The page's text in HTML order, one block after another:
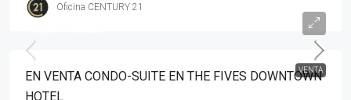
Oficina CENTURY 21
VENTA
EN VENTA CONDO-SUITE EN THE FIVES DOWNTOWN
HOTEL